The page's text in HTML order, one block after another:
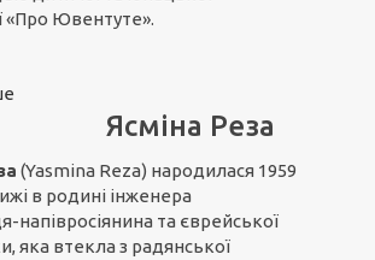
«Про Ювентуте».
Ясміна Реза
(Yasmina Reza) народилася 1959
в родині інженера
напівросіянина та єврейської
яка втекла з радянської